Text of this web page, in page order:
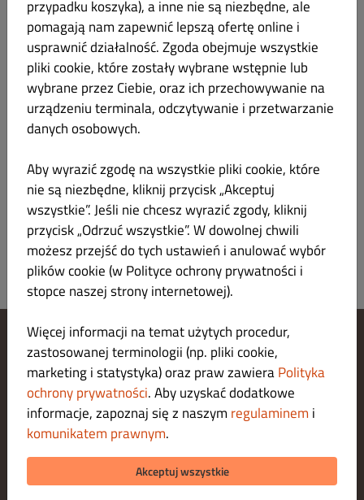
Płatności
Płatność gotówką, Płatność kartą w restauracji, Płatność kartą
przy odbiorze.
Obszary dostawy
Opłata za dostawę
1 strefa
Bezpłatnie powyżej 45.00 zł
Zarządzaj ustawieniami cookies
Skontaktuj się z nami
Polityka ochrony prywatności
Regulamin
Legal notice
O nas
METODY PŁATNOŚCI ZA DOSTAWĘ
przypadku koszyka), a inne nie są niezbędne, ale
pomagają nam zapewnić lepszą ofertę online i
usprawnić działalność. Zgoda obejmuje wszystkie
pliki cookie, które zostały wybrane wstępnie lub
wybrane przez Ciebie, oraz ich przechowywanie na
urządzeniu terminala, odczytywanie i przetwarzanie
danych osobowych.
Aby wyrazić zgodę na wszystkie pliki cookie, które
nie są niezbędne, kliknij przycisk „Akceptuj
wszystkie”. Jeśli nie chcesz wyrazić zgody, kliknij
przycisk „Odrzuć wszystkie”. W dowolnej chwili
możesz przejść do tych ustawień i anulować wybór
plików cookie (w Polityce ochrony prywatności i
stopce naszej strony internetowej).
Więcej informacji na temat użytych procedur,
zastosowanej terminologii (np. pliki cookie,
marketing i statystyka) oraz praw zawieraPolityka
ochrony prywatności. Aby uzyskać dodatkowe
informacje, zapoznaj się z naszym regulaminem i
komunikatem prawnym.
Akceptuj wszystkie